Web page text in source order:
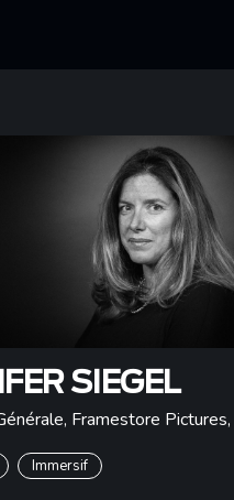
principal
SIEGEL
Framestore Pictures,
Immersif